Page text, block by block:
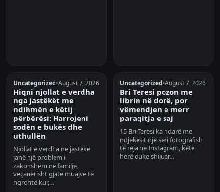
Uncategorized•August 7, 2026
Hiqni njollat e verdha
nga jastëkët me
ndihmën e këtij
përbërësi: Harrojeni
sodën e bukës dhe
uthullën
Njollat e verdha në jastëkë
janë një problem i
zakonshëm në familje,
veçanërisht gjatë muajve të
ngrohtë kur,…
Uncategorized•August 7, 2026
Bri Teresi pozon me
librin në dorë, por
vëmendjen e merr
paraqitja e saj
15 Bri Teresi ka ndarë me
ndjekësit një seri fotografish
të reja në Instagram, këtë
herë duke shijuar…